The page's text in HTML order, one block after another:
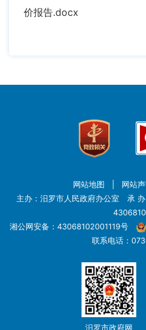
价报告.docx
网站地图 网站
主办：汨罗市人民政府办公室 承
湘公网安备：43068102001119号
联系电话：
汨罗市政府网